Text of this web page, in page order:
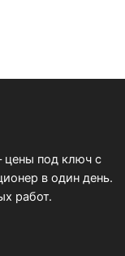
цены под ключ с
в один день.
работ.